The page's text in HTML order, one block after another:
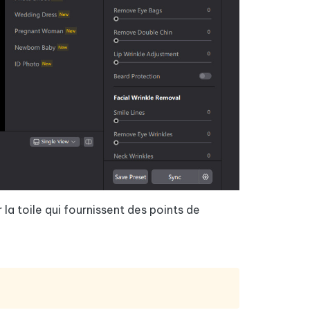
Plus de conseils utiles
Plus de conseils utiles
Commencer
la toile qui fournissent des points de